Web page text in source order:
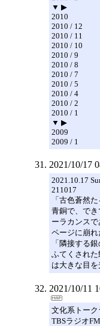
▼ ▶
2010
2010 / 12
2010 / 11
2010 / 10
2010 / 9
2010 / 8
2010 / 7
2010 / 5
2010 / 4
2010 / 2
2010 / 1
▼ ▶
2009
2009 / 1
2021/10/17
2021.10.17
211017
「古色蒼然
青銅で、で
ーラカンス
ページに崩れ
「隣接する
ふてくされ
は大きな目
2021/10/11
文化系トー
TBSラジオ